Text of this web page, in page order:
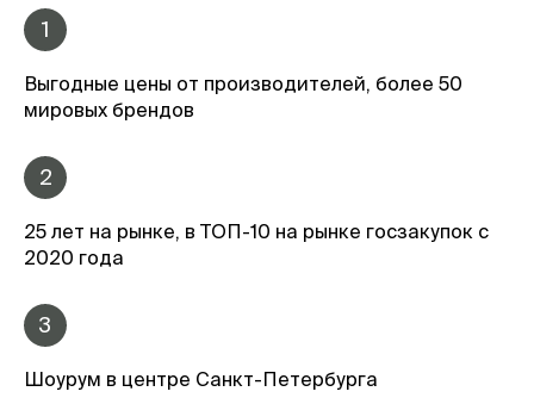
1
Выгодные цены от производителей, более 50
мировых брендов
2
25 лет на рынке, в ТОП-10 на рынке госзакупок с
2020 года
3
Шоурум в центре Санкт-Петербурга